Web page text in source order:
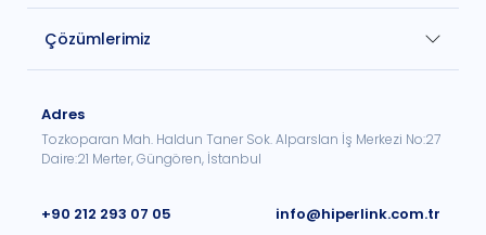
Çözümlerimiz
Adres
Tozkoparan Mah. Haldun Taner Sok. Alparslan İş Merkezi No:27
Daire:21 Merter, Güngören, İstanbul
+90 212 293 07 05 info@hiperlink.com.tr